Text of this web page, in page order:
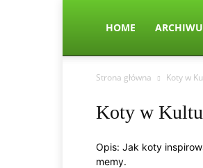
HOME
Strona główna Koty w
Koty w
Opis: Jak koty
memy.